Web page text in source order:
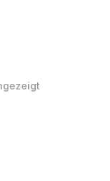
Nach